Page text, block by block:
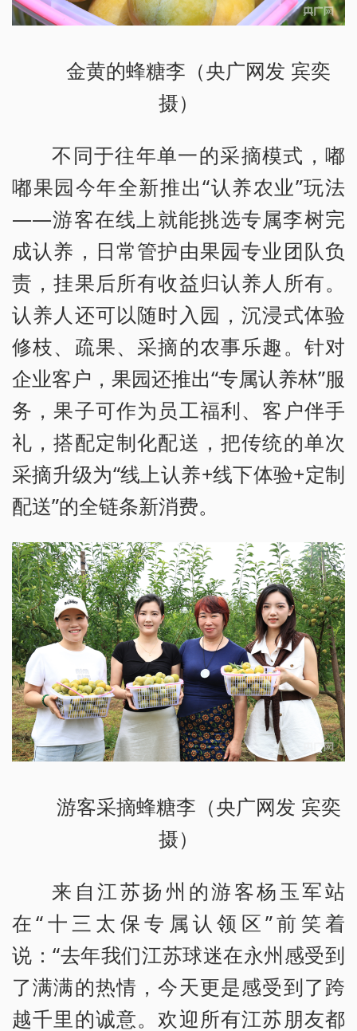
金黄的蜂糖李（央广网发 宾奕
摄）
不同于往年单一的采摘模式，嘟
嘟果园今年全新推出“认养农业”玩法
——游客在线上就能挑选专属李树完
成认养，日常管护由果园专业团队负
责，挂果后所有收益归认养人所有。
认养人还可以随时入园，沉浸式体验
修枝、疏果、采摘的农事乐趣。针对
企业客户，果园还推出“专属认养林”服
务，果子可作为员工福利、客户伴手
礼，搭配定制化配送，把传统的单次
采摘升级为“线上认养+线下体验+定制
配送”的全链条新消费。
游客采摘蜂糖李（央广网发 宾奕
摄）
来自江苏扬州的游客杨玉军站
在“十三太保专属认领区”前笑着
说：“去年我们江苏球迷在永州感受到
了满满的热情，今天更是感受到了跨
越千里的诚意。欢迎所有江苏朋友都